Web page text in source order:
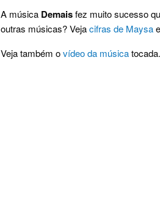
A música Demaisfez muito sucesso
outras músicas? Vejacifras de Maysa
Veja também ovídeo da músicatocada.